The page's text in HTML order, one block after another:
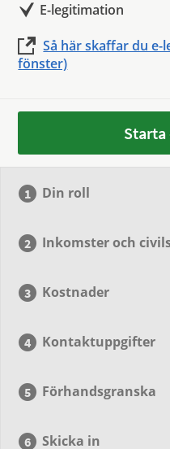
E-legitimation
Så här skaffar du
fönster)
Din roll
Inkomster och
Kostnader
Kontaktuppgifter
Förhandsgranska
Skicka in